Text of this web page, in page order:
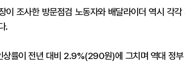
이 조사한 방문점검 노동자와 배달라이더 역시 각
.
상률이 전년 대비 2.9%(290원)에 그치며 역대 정